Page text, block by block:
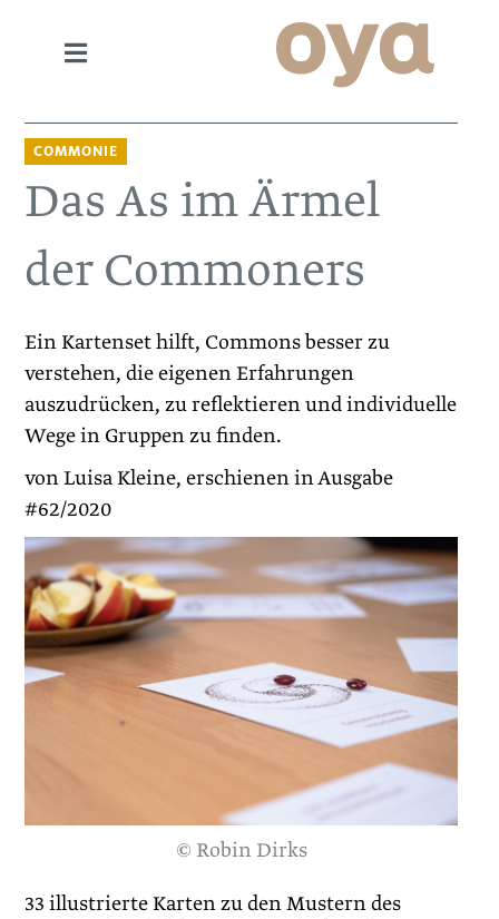
COMMONIE
Das As im Ärmel
der Commoners
Ein Kartenset hilft, Commons besser zu
verstehen, die eigenen Erfahrungen
auszudrücken, zu reflektieren und individuelle
Wege in Gruppen zu finden.
von Luisa Kleine, erschienen in Ausgabe
#62/2020
© Robin Dirks
33 illustrierte Karten zu den Mustern des